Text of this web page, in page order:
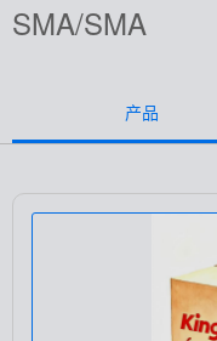
SMA/SMA
产品